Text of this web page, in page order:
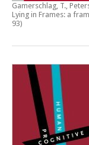
Gamerschlag, T.,
Lying in Frames: a
93)